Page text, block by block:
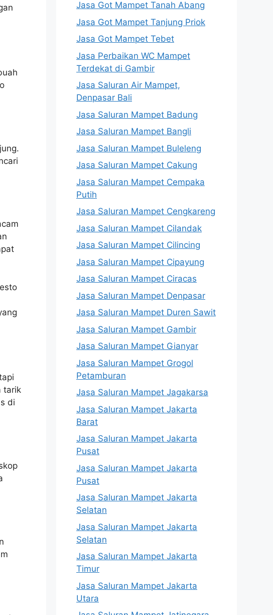
tarik
di
Jasa Got Mampet Tanah Abang
Jasa Got Mampet Tanjung Priok
Jasa Got Mampet Tebet
Jasa Perbaikan WC Mampet
Terdekat di Gambir
Jasa Saluran Air Mampet,
Denpasar Bali
Jasa Saluran Mampet Badung
Jasa Saluran Mampet Bangli
Jasa Saluran Mampet Buleleng
Jasa Saluran Mampet Cakung
Jasa Saluran Mampet Cempaka
Putih
Jasa Saluran Mampet Cengkareng
Jasa Saluran Mampet Cilandak
Jasa Saluran Mampet Cilincing
Jasa Saluran Mampet Cipayung
Jasa Saluran Mampet Ciracas
Jasa Saluran Mampet Denpasar
Jasa Saluran Mampet Duren Sawit
Jasa Saluran Mampet Gambir
Jasa Saluran Mampet Gianyar
Jasa Saluran Mampet Grogol
Petamburan
Jasa Saluran Mampet Jagakarsa
Jasa Saluran Mampet Jakarta
Barat
Jasa Saluran Mampet Jakarta
Pusat
Jasa Saluran Mampet Jakarta
Pusat
Jasa Saluran Mampet Jakarta
Selatan
Jasa Saluran Mampet Jakarta
Selatan
Jasa Saluran Mampet Jakarta
Timur
Jasa Saluran Mampet Jakarta
Utara